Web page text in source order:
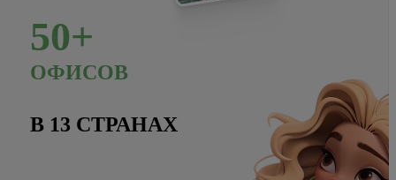
50+
ОФИСОВ
В 13 СТРАНАХ